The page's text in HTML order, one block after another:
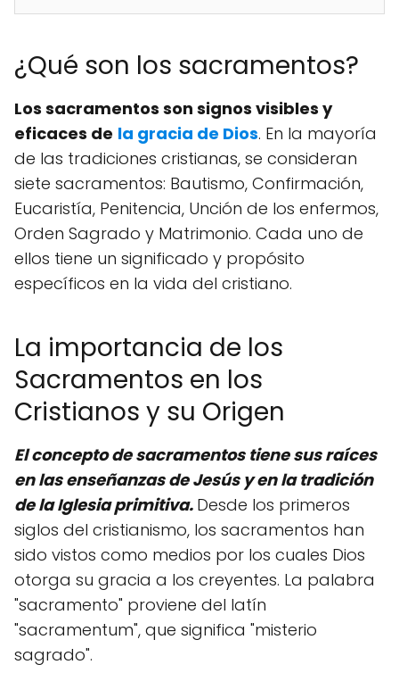
¿Qué son los sacramentos?
Los sacramentos son signos visibles y
eficaces de la gracia de Dios. En la mayoría
de las tradiciones cristianas, se consideran
siete sacramentos: Bautismo, Confirmación,
Eucaristía, Penitencia, Unción de los enfermos,
Orden Sagrado y Matrimonio. Cada uno de
ellos tiene un significado y propósito
específicos en la vida del cristiano.
La importancia de los
Sacramentos en los
Cristianos y su Origen
El concepto de sacramentos tiene sus raíces
en las enseñanzas de Jesús y en la tradición
de la Iglesia primitiva. Desde los primeros
siglos del cristianismo, los sacramentos han
sido vistos como medios por los cuales Dios
otorga su gracia a los creyentes. La palabra
"sacramento" proviene del latín
"sacramentum", que significa "misterio
sagrado".